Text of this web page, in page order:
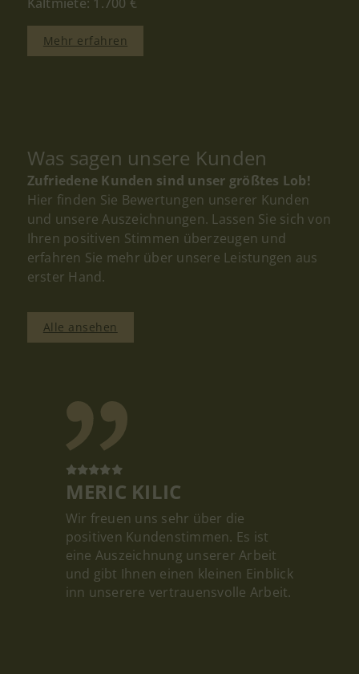
Mehr erfahren
Was sagen unsere Kunden
Zufriedene Kunden sind unser größtes Lob!
Hier finden Sie Bewertungen unserer Kunden
und unsere Auszeichnungen. Lassen Sie sich von
Ihren positiven Stimmen überzeugen und
erfahren Sie mehr über unsere Leistungen aus
erster Hand.
Alle ansehen
MERIC KILIC
Wir freuen uns sehr über die
positiven Kundenstimmen. Es ist
eine Auszeichnung unserer Arbeit
und gibt Ihnen einen kleinen Einblick
inn unserere vertrauensvolle Arbeit.